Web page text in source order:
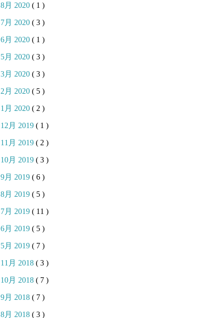
8月 2020 ( 1 )
7月 2020 ( 3 )
6月 2020 ( 1 )
5月 2020 ( 3 )
3月 2020 ( 3 )
2月 2020 ( 5 )
1月 2020 ( 2 )
12月 2019 ( 1 )
11月 2019 ( 2 )
10月 2019 ( 3 )
9月 2019 ( 6 )
8月 2019 ( 5 )
7月 2019 ( 11 )
6月 2019 ( 5 )
5月 2019 ( 7 )
11月 2018 ( 3 )
10月 2018 ( 7 )
9月 2018 ( 7 )
8月 2018 ( 3 )